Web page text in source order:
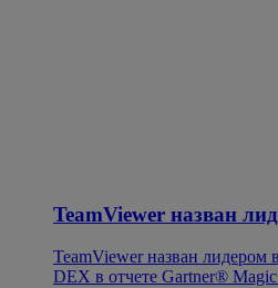
TeamViewer назван
TeamViewer назван лидером
DEX в отчете Gartner®